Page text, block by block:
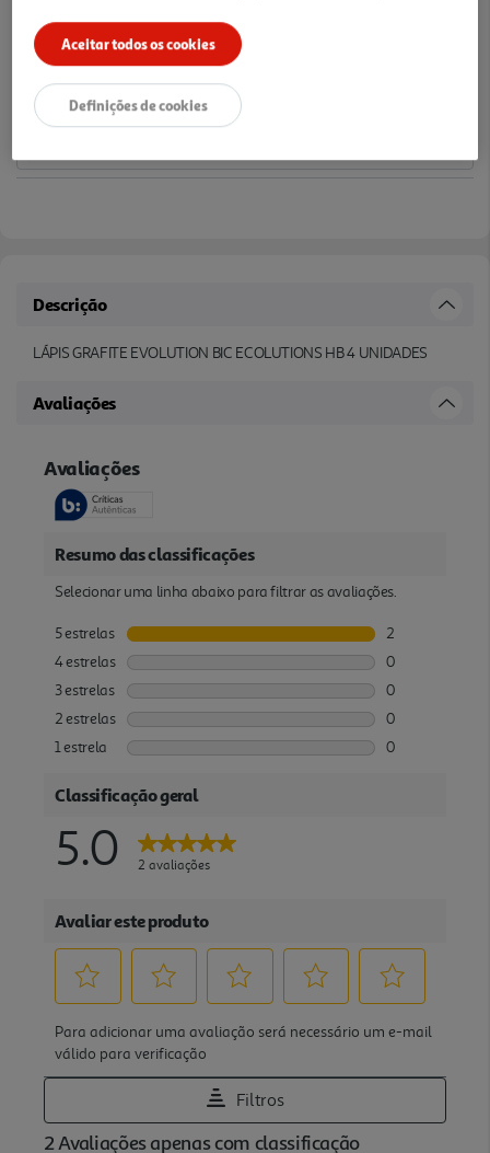
Notas de preparação
Descrição
LÁPIS GRAFITE EVOLUTION BIC ECOLUTIONS HB 4 UNIDADES
Avaliações
Aceitar todos os cookies
Definições de cookies